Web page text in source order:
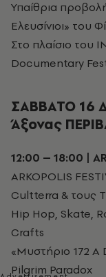
Υπαίθρια
Ελευσίνιοι» του
Στο πλαίσιο του
Documentary
ΣΑΒΒΑΤΟ 16
Άξονας
12:00 – 18:00 |
ARKOPOLIS
Cultterra & τους
Hip Hop, Skate,
Crafts
«Μυστήριο 172
Pilgrim Paradox